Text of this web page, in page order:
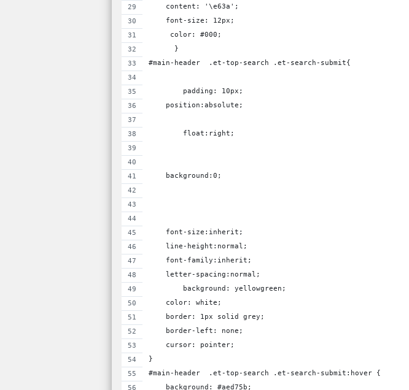
    content: '\e63a';
    font-size: 12px;
     color: #000;
      }
#main-header  .et-top-search .et-search-submit{
	padding: 10px;
    position:absolute;
	float:right;
    background:0;
    font-size:inherit;
    line-height:normal;
    font-family:inherit;
    letter-spacing:normal;
	background: yellowgreen;
    color: white;
    border: 1px solid grey;
    border-left: none;
    cursor: pointer;
}
#main-header  .et-top-search .et-search-submit:hover {
    background: #aed75b;